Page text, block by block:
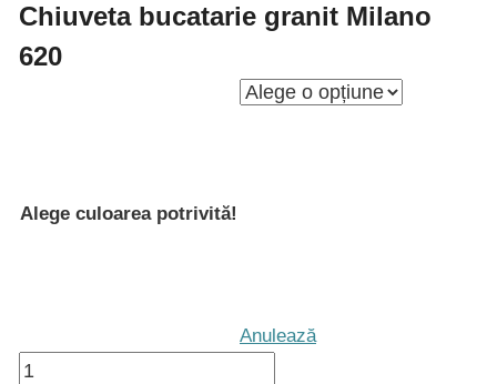
Chiuveta bucatarie granit Milano
620
Alege culoarea potrivită!
Anulează
Cantitate